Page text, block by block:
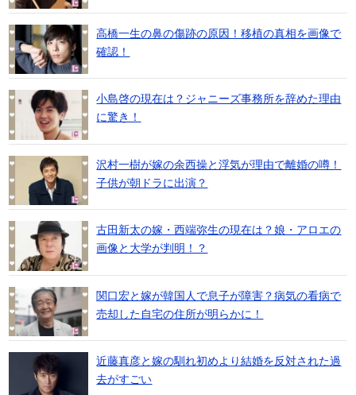
高橋一生の鼻の傷跡の原因！移植の真相を画像で
確認！
小島啓の現在は？ジャニーズ事務所を辞めた理由
に驚き！
沢村一樹が嫁の余西操と浮気が理由で離婚の噂！
子供が朝ドラに出演？
古田新太の嫁・西端弥生の現在は？娘・アロエの
画像と大学が判明！？
関口宏と嫁が韓国人で息子が障害？病気の看病で
売却した自宅の住所が明らかに！
近藤真彦と嫁の馴れ初めより結婚を反対された過
去がすごい